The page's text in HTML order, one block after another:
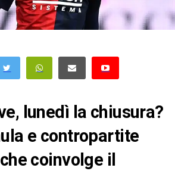
lunedì la chiusura?
e contropartite
coinvolge il